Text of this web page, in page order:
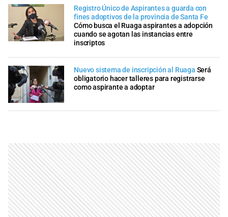
Registro Único de Aspirantes a guarda con
fines adoptivos de la provincia de Santa Fe
Cómo busca el Ruaga aspirantes a adopción
cuando se agotan las instancias entre
inscriptos
Nuevo sistema de inscripción al Ruaga Será
obligatorio hacer talleres para registrarse
como aspirante a adoptar